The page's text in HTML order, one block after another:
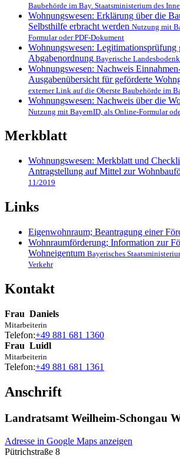
Baubehörde im Bay. Staatsministerium des
Wohnungswesen: Erklärung über die
Selbsthilfe erbracht werden Nutzung mit
Formular oder PDF-Dokument
Wohnungswesen: Legitimationsprüfung
Abgabenordnung Bayerische
Wohnungswesen: Nachweis
Ausgabenübersicht für geförderte
externer Link auf die Oberste Baubehörde im
Wohnungswesen: Nachweis über die
Nutzung mit BayernID, als Online-Formular
Merkblatt
Wohnungswesen: Merkblatt und
Antragstellung auf Mittel zur
11/2019
Links
Eigenwohnraum; Beantragung einer
Wohnraumförderung; Information zur
Wohneigentum Bayerisches
Verkehr
Kontakt
Frau Daniels
Mitarbeiterin
Telefon:+49 881 681 1360
Frau Luidl
Mitarbeiterin
Telefon:+49 881 681 1361
Anschrift
Landratsamt Weilheim-Schongau
Adresse in Google Maps anzeigen
Pütrichstraße 8